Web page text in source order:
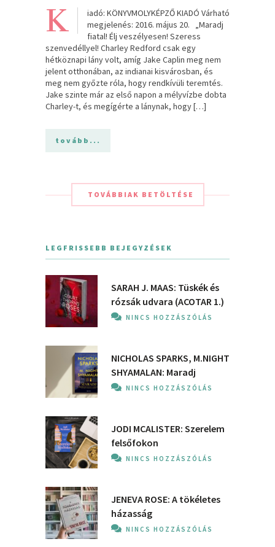
K
iadó: KÖNYVMOLYKÉPZŐ KIADÓ Várható
megjelenés: 2016. május 20. „Maradj
fiatal! Élj veszélyesen! Szeress
szenvedéllyel! Charley Redford csak egy
hétköznapi lány volt, amíg Jake Caplin meg nem
jelent otthonában, az indianai kisvárosban, és
meg nem győzte róla, hogy rendkívüli teremtés.
Jake szinte már az első napon a mélyvízbe dobta
Charley-t, és megígérte a lánynak, hogy […]
tovább...
TOVÁBBIAK BETÖLTÉSE
LEGFRISSEBB BEJEGYZÉSEK
SARAH J. MAAS: Tüskék és
rózsák udvara (ACOTAR 1.)
NINCS HOZZÁSZÓLÁS
NICHOLAS SPARKS, M.NIGHT
SHYAMALAN: Maradj
NINCS HOZZÁSZÓLÁS
JODI MCALISTER: Szerelem
felsőfokon
NINCS HOZZÁSZÓLÁS
JENEVA ROSE: A ​tökéletes
házasság
NINCS HOZZÁSZÓLÁS